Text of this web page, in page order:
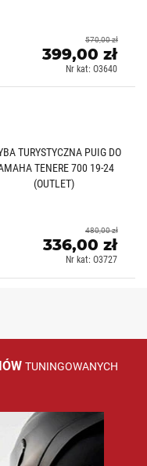
399,00 zł
570,00 zł
Nr kat: O3640
TURYSTYCZNA PUIG DO
TENERE 700 19-24
(OUTLET)
336,00 zł
480,00 zł
Nr kat: O3727
TUNINGOWANYCH